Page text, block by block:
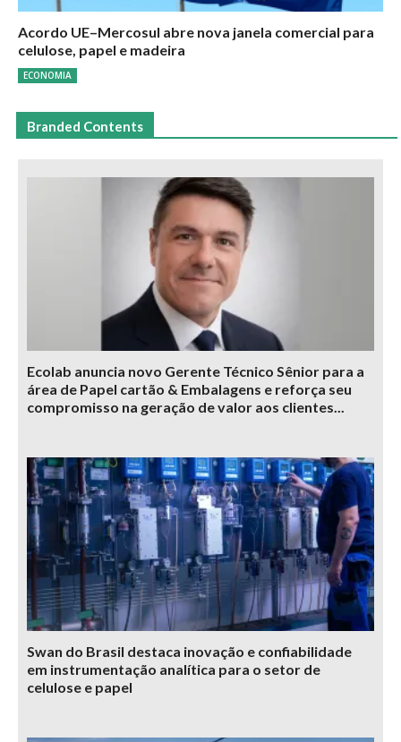
Acordo UE–Mercosul abre nova janela comercial para
celulose, papel e madeira
ECONOMIA
Branded Contents
Ecolab anuncia novo Gerente Técnico Sênior para a
área de Papel cartão & Embalagens e reforça seu
compromisso na geração de valor aos clientes...
Swan do Brasil destaca inovação e confiabilidade
em instrumentação analítica para o setor de
celulose e papel